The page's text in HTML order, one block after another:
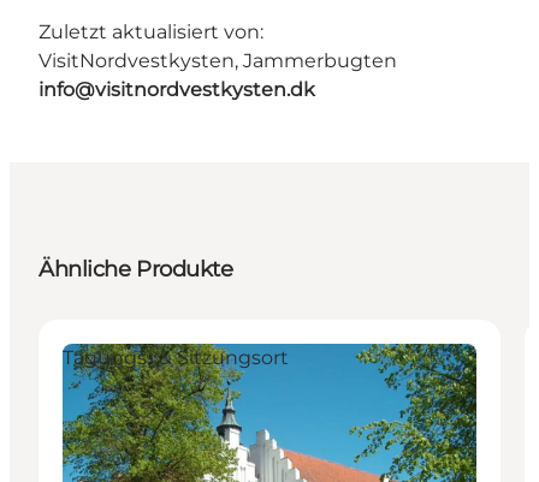
Zuletzt aktualisiert von:
VisitNordvestkysten, Jammerbugten
info@visitnordvestkysten.dk
Ähnliche Produkte
Tagungs- & Sitzungsort